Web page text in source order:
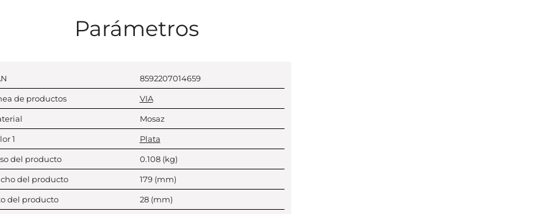
Parámetros
8592207014659
de productos VIA
Mosaz
1 Plata
del producto 0.108 (kg)
del producto 179 (mm)
del producto 28 (mm)